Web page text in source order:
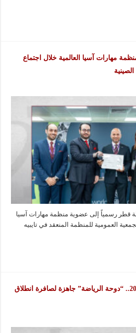
مهارات آسيا العالمية خلال اجتماع
قطر رسمياً إلى عضوية منظمة مهارات آسيا
العمومية للمنظمة المنعقد في تايبيه
كأس العرب FIFA قطر 2025.. “دوحة الرياضة” جاهزة لصافرة انطلاق